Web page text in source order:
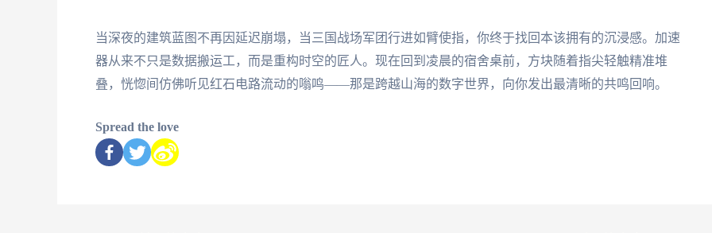
当深夜的建筑蓝图不再因延迟崩塌，当三国战场军团行进如臂使指，你终于找回本该拥有的沉浸感。加速
器从来不只是数据搬运工，而是重构时空的匠人。现在回到凌晨的宿舍桌前，方块随着指尖轻触精准堆
叠，恍惚间仿佛听见红石电路流动的嗡鸣——那是跨越山海的数字世界，向你发出最清晰的共鸣回响。
Spread the love